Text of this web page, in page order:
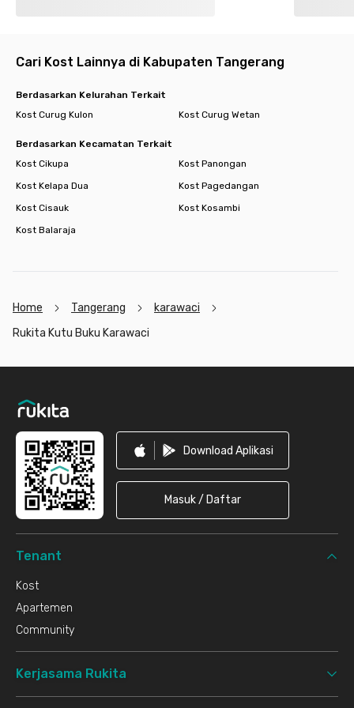
Minimarket
- Hypermart 3.6 km
Akses Tol
Cari Kost Lainnya di Kabupaten Tangerang
Berdasarkan Kelurahan Terkait
Kost Curug Kulon
Kost Curug Wetan
Berdasarkan Kecamatan Terkait
Kost Cikupa
Kost Panongan
Kost Kelapa Dua
Kost Pagedangan
Kost Cisauk
Kost Kosambi
Kost Balaraja
Home Tangerang
karawaci
Rukita Kutu Buku Karawaci
Download Aplikasi
Masuk / Daftar
Tenant
Kost
Apartemen
Community
Kerjasama Rukita